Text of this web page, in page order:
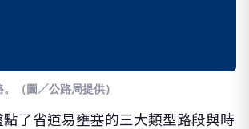
（圖／公路局提供）
了省道易壅塞的三大類型路段與時